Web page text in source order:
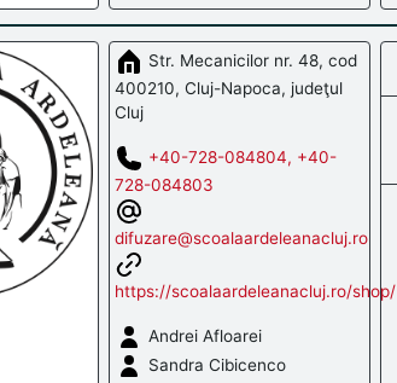
Str. Mecanicilor nr. 48, cod
400210, Cluj-Napoca, judeţul
Cluj
+40-728-084804, +40-
728-084803
difuzare@scoalaardeleanacluj.ro
https://scoalaardeleanacluj.ro/shop/
Andrei Afloarei
Sandra Cibicenco